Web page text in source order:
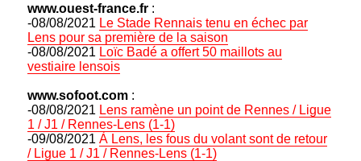
www.ouest-france.fr :
-08/08/2021 Le Stade Rennais tenu en échec par
Lens pour sa première de la saison
-08/08/2021 Loïc Badé a offert 50 maillots au
vestiaire lensois
www.sofoot.com :
-08/08/2021 Lens ramène un point de Rennes / Ligue
1 / J1 / Rennes-Lens (1-1)
-09/08/2021À Lens, les fous du volant sont de retour
/ Ligue 1 / J1 / Rennes-Lens (1-1)